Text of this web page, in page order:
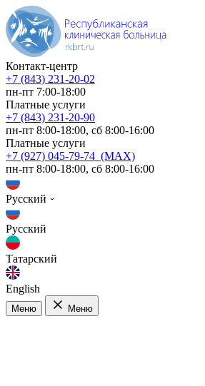
Контакт-центр
+7 (843) 231-20-02
пн-пт 7:00-18:00
Платные услуги
+7 (843) 231-20-90
пн-пт 8:00-18:00, сб 8:00-16:00
Платные услуги
+7 (927) 045-79-74 (MAX)
пн-пт 8:00-18:00, сб 8:00-16:00
Русский
Русский
Татарский
English
Меню Меню